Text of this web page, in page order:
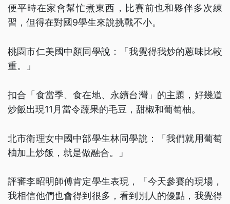
便平時在家會幫忙煮東西，比賽前也和夥伴多次練
習，但得在對國9學生來說挑戰不小。
桃園市仁美國中顏同學說：「我覺得我炒的蔥味比較
重。」
扣合「食當季、食在地、永續台灣」的主題，好幾道
炒飯出現11月當令蔬果的毛豆，甜椒和葡萄柚。
北市衛理女中國中部學生林同學說：「我們就用葡萄
柚加上炒飯，就是做融合。」
評審李昭明師傅肯定學生表現，「今天參賽的現場，
我相信他們也會得到很多，看到別人的優點，我覺得